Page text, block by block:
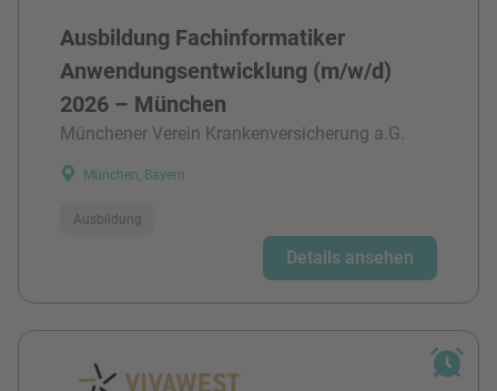
Ausbildung Fachinformatiker
Anwendungsentwicklung (m/w/d)
2026 – München
Münchener Verein Krankenversicherung a.G.
München, Bayern
Ausbildung
Details ansehen